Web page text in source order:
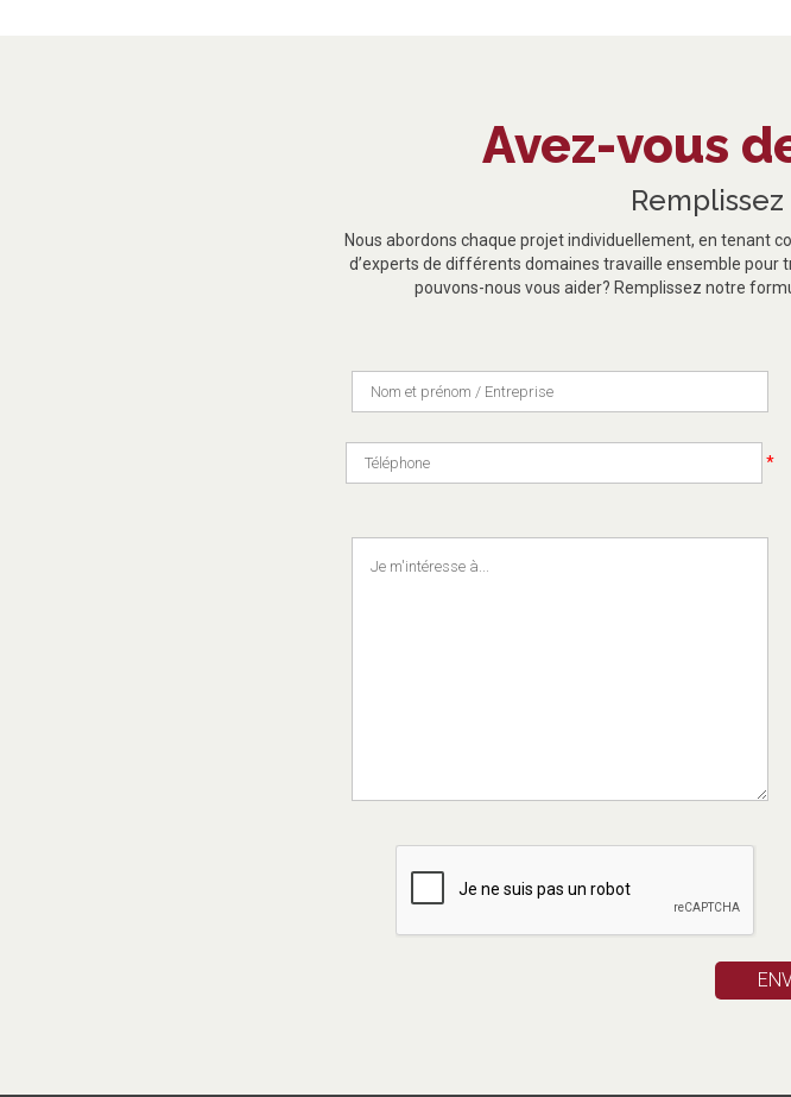
Avez-vous
Nous abordons chaque projet individuellement, en tenant
d’experts de différents domaines travaille ensemble
pouvons-nous vous aider? Remplissez notre
*